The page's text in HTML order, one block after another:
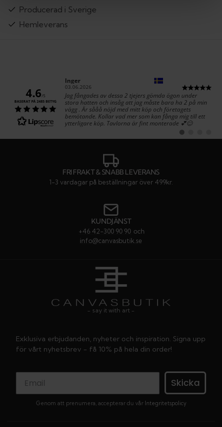
Producerad i Sverige
Hemleverans
4.6/5
BASERAT PÅ 2485 BETYG
Författare:
Inger
Datum:
03.06.2026
Text:
Jag fångades av dessa 2 tjejers gömda ögon under
stora hatten och insåg att jag måste bara ha 2 på min
vägg . Är sååå nöjd med mitt köp och företagets
bemötande. Kollar vad mer som kan fånga mig till ett
ytterligare köp. Tavlorna är fint monterade 💕😊
Byt
till till till till
FRI FRAKT & SNABB LEVERANS
1-3 vardagar på beställningar över 499kr.
KUNDJÄNST
+46 42-300 90 90 och
info@canvasbutik.se
- say it with art -
Exklusiva erbjudanden, nyheter och inspiration. Signa upp
för vårt nyhetsbrev - få 10% på hela din order!
Skicka
Genom att prenumera, accepterar du vår Integritetspolicy